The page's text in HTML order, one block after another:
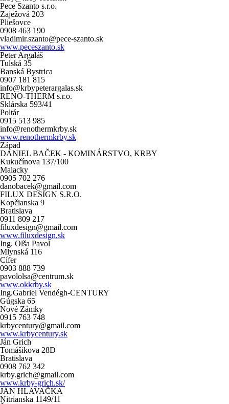
Pece Szanto s.r.o.
Zaježová 203
Pliešovce
0908 463 190
vladimir.szanto@pece-szanto.sk
www.peceszanto.sk
Peter Argaláš
Tulská 35
Banská Bystrica
0907 181 815
info@krbypeterargalas.sk
RENO-THERM s.r.o.
Sklárska 593/41
Poltár
0915 513 985
info@renothermkrby.sk
www.renothermkrby.sk
Západ
DANIEL BAČEK - KOMINÁRSTVO, KRBY
Kukučínova 137/100
Malacky
0905 702 276
danobacek@gmail.com
FILUX DESIGN S.R.O.
Kopčianska 9
Bratislava
0911 809 217
filuxdesign@gmail.com
www.filuxdesign.sk
Ing. Olša Pavol
Mlynská 116
Cífer
0903 888 739
pavololsa@centrum.sk
www.okkrby.sk
Ing.Gabriel Vendégh-CENTURY
Gúgska 65
Nové Zámky
0915 763 748
krbycentury@gmail.com
www.krbycentury.sk
Ján Grich
Tomášikova 28D
Bratislava
0908 762 342
krby.grich@gmail.com
www.krby-grich.sk/
JÁN HLAVAČKA
Nitrianska 1149/11